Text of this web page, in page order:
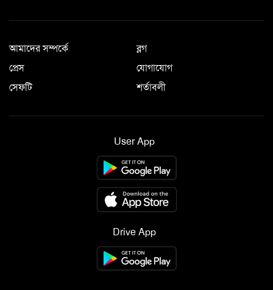
আমাদের সম্পর্কে
ব্লগ
প্রেস
যোগাযোগ
সেফটি
শর্তাবলী
User App
Drive App